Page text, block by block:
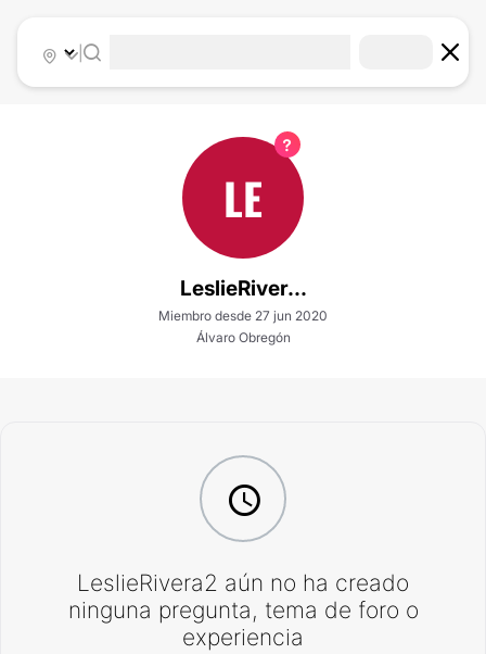
|
LE
LeslieRiver...
Miembro desde 27 jun 2020
Álvaro Obregón
LeslieRivera2 aún no ha creado
ninguna pregunta, tema de foro o
experiencia